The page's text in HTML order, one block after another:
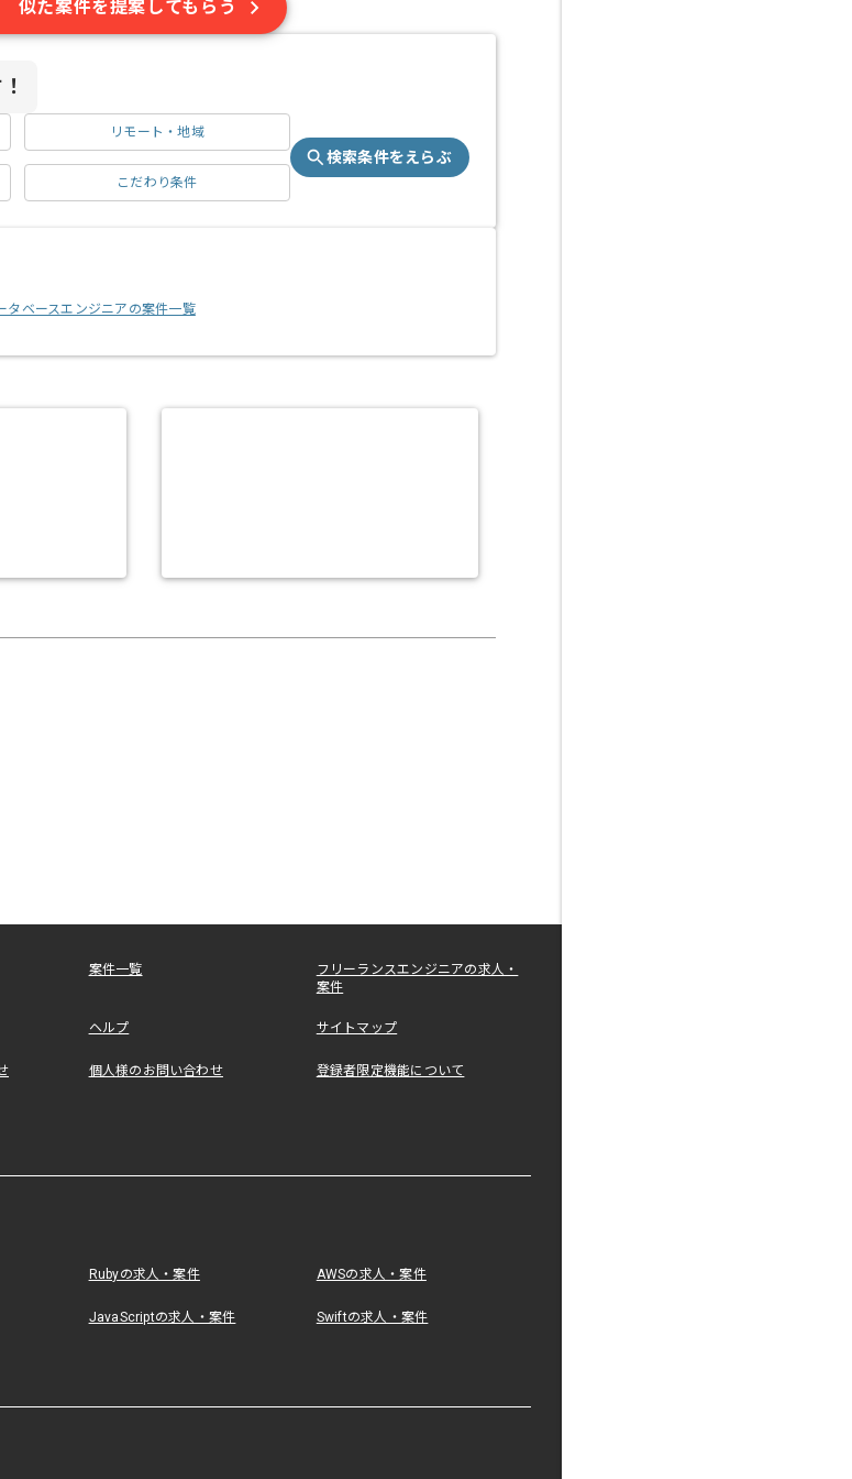
似た案件を提案してもらう
リモート・地域
こだわり条件
検索条件をえらぶ
タベースエンジニアの案件一覧
案件一覧
フリーランスエンジニアの求人・
案件
ヘルプ サイトマップ
個人様のお問い合わせ 登録者限定機能について
Rubyの求人・案件 AWSの求人・案件
JavaScriptの求人・案件 Swiftの求人・案件